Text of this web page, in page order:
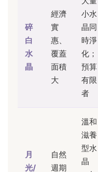
碎
白
水
晶
經濟
實
惠、
覆蓋
面積
大
小水
晶同
時淨
化；
預算
有限
者
月
光/
自然
週期
溫和
滋養
型水
晶